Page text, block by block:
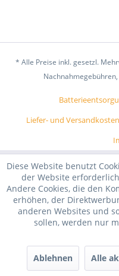
* Alle Preise inkl. gesetzl.
Liefer- und Versandkosten
Diese Website benutzt
der Website
Andere Cookies, die den
erhöhen, der
anderen Websites und
sollen, werden nur
Ablehnen Alle